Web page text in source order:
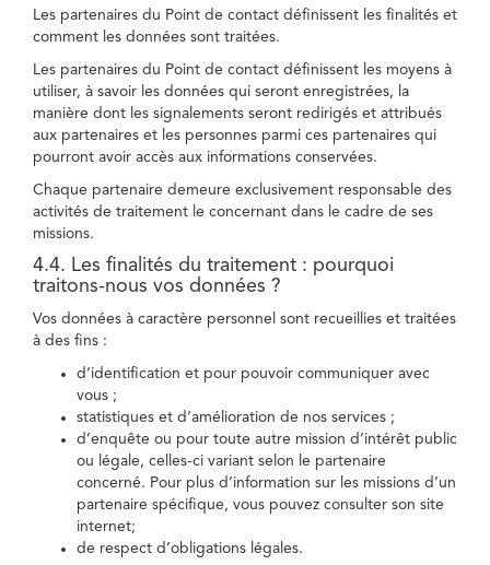
Les partenaires du Point de contact définissent les finalités et
comment les données sont traitées.
Les partenaires du Point de contact définissent les moyens à
utiliser, à savoir les données qui seront enregistrées, la
manière dont les signalements seront redirigés et attribués
aux partenaires et les personnes parmi ces partenaires qui
pourront avoir accès aux informations conservées.
Chaque partenaire demeure exclusivement responsable des
activités de traitement le concernant dans le cadre de ses
missions.
4.4. Les finalités du traitement : pourquoi
traitons-nous vos données ?
Vos données à caractère personnel sont recueillies et traitées
à des fins :
d’identification et pour pouvoir communiquer avec
vous ;
statistiques et d’amélioration de nos services ;
d’enquête ou pour toute autre mission d’intérêt public
ou légale, celles-ci variant selon le partenaire
concerné. Pour plus d’information sur les missions d’un
partenaire spécifique, vous pouvez consulter son site
internet;
de respect d’obligations légales.